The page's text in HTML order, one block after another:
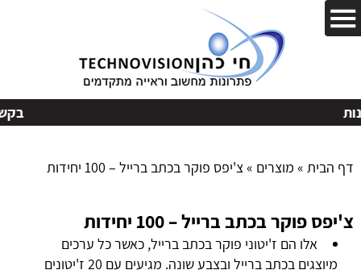
דף הבית» מוצרים »צ'יפס פוקר בכתב ברייל – 100 יחידות
צ'יפס פוקר בכתב ברייל – 100 יחידות
אלו הם ז'יטוני פוקר בכתב ברייל, כאשר כל ערכים
מיוצגים בכתב ברייל ובצבע שונה. מגיעים עם 20 ז'יטונים